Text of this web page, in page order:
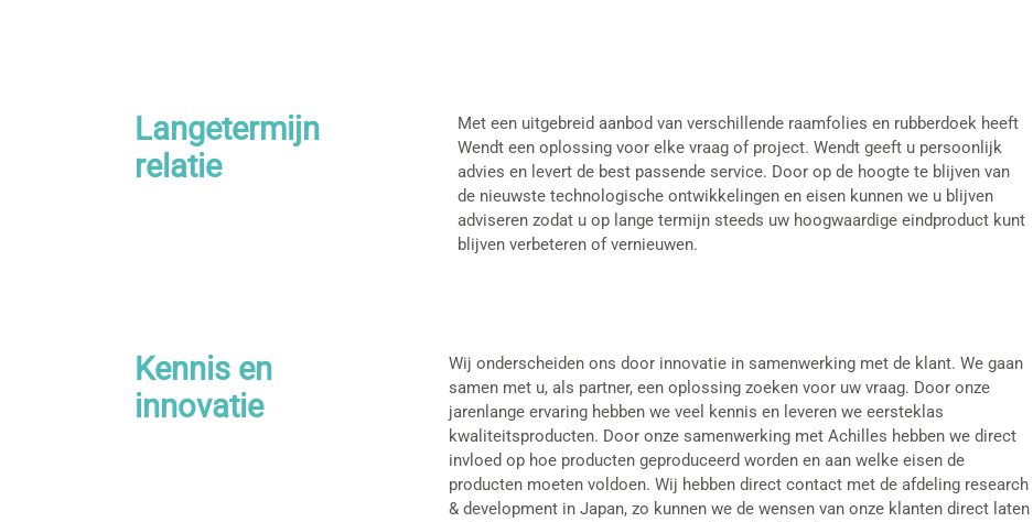
Langetermijn
relatie
Met een uitgebreid aanbod van verschillende raamfolies en rubberdoek heeft
Wendt een oplossing voor elke vraag of project. Wendt geeft u persoonlijk
advies en levert de best passende service. Door op de hoogte te blijven van
de nieuwste technologische ontwikkelingen en eisen kunnen we u blijven
adviseren zodat u op lange termijn steeds uw hoogwaardige eindproduct kunt
blijven verbeteren of vernieuwen.
Kennis en
innovatie
Wij onderscheiden ons door innovatie in samenwerking met de klant. We gaan
samen met u, als partner, een oplossing zoeken voor uw vraag. Door onze
jarenlange ervaring hebben we veel kennis en leveren we eersteklas
kwaliteitsproducten. Door onze samenwerking met Achilles hebben we direct
invloed op hoe producten geproduceerd worden en aan welke eisen de
producten moeten voldoen. Wij hebben direct contact met de afdeling research
& development in Japan, zo kunnen we de wensen van onze klanten direct laten